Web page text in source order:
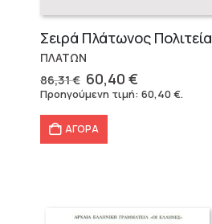
Σειρά Πλάτωνος Πολιτεία
ΠΛΑΤΩΝ
86,31€ Original
price
86,31 €.
60,40€
τρέχουσα
Προηγούμενη τιμή: 60,40€.
ΑΓΟΡΑ